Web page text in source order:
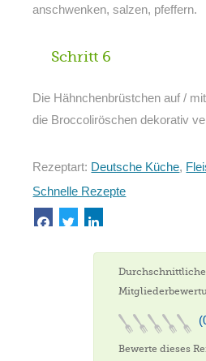
anschwenken, salzen, pfeffern.
Schritt 6
Die Hähnchenbrüstchen auf /
die Broccoliröschen dekorativ
Rezeptart: Deutsche Küche,
Schnelle Rezepte
Durchschnittliche
Bewerte dieses